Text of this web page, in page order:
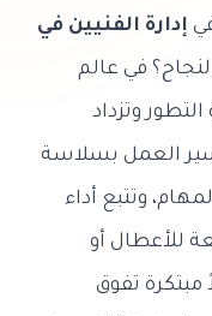
إدارة الفنيين في
في عالم
وتزداد
العمل بسلاسة
وتتبع أداء
للأعطال أو
مبتكرة تفوق